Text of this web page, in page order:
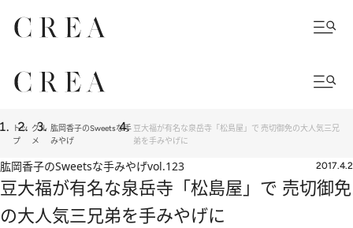
トッ
プ
グル
メ
肱岡香子のSweetsな手
みやげ
豆大福が有名な泉岳寺「松島屋」で 売切御免の大人気三兄
弟を手みやげに
肱岡香子のSweetsな手みやげvol.123 2017.4.2
豆大福が有名な泉岳寺「松島屋」で 売切御免
の大人気三兄弟を手みやげに